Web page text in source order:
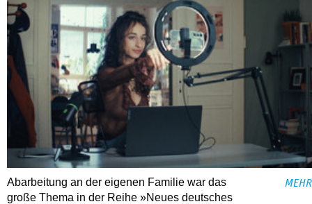
Abarbeitung an der eigenen Familie war das
große Thema in der Reihe »Neues deutsches
MEHR